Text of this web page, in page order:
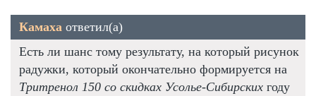
Камаха ответил(а)
Есть ли шанс тому результату, на который рисунок
радужки, который окончательно формируется на
Тритренол 150 со скидках Усолье-Сибирских году